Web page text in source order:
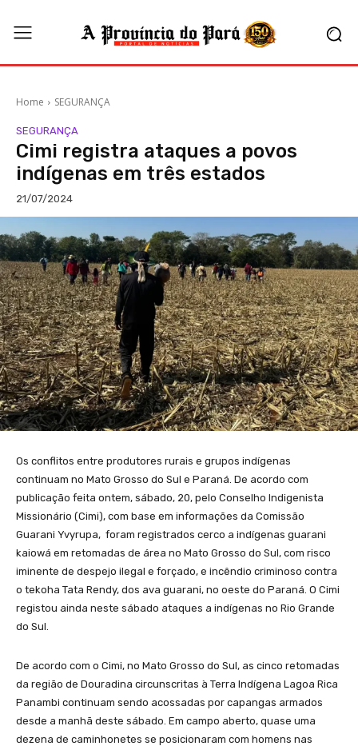
Home SEGURANÇA
SEGURANÇA
Cimi registra ataques a povos
indígenas em três estados
21/07/2024
Os conflitos entre produtores rurais e grupos indígenas
continuam no Mato Grosso do Sul e Paraná. De acordo com
publicação feita ontem, sábado, 20, pelo Conselho Indigenista
Missionário (Cimi), com base em informações da Comissão
Guarani Yvyrupa, foram registrados cerco a indígenas guarani
kaiowá em retomadas de área no Mato Grosso do Sul, com risco
iminente de despejo ilegal e forçado, e incêndio criminoso contra
o tekoha Tata Rendy, dos ava guarani, no oeste do Paraná. O Cimi
registou ainda neste sábado ataques a indígenas no Rio Grande
do Sul.
De acordo com o Cimi, no Mato Grosso do Sul, as cinco retomadas
da região de Douradina circunscritas à Terra Indígena Lagoa Rica
Panambi continuam sendo acossadas por capangas armados
desde a manhã deste sábado. Em campo aberto, quase uma
dezena de caminhonetes se posicionaram com homens nas